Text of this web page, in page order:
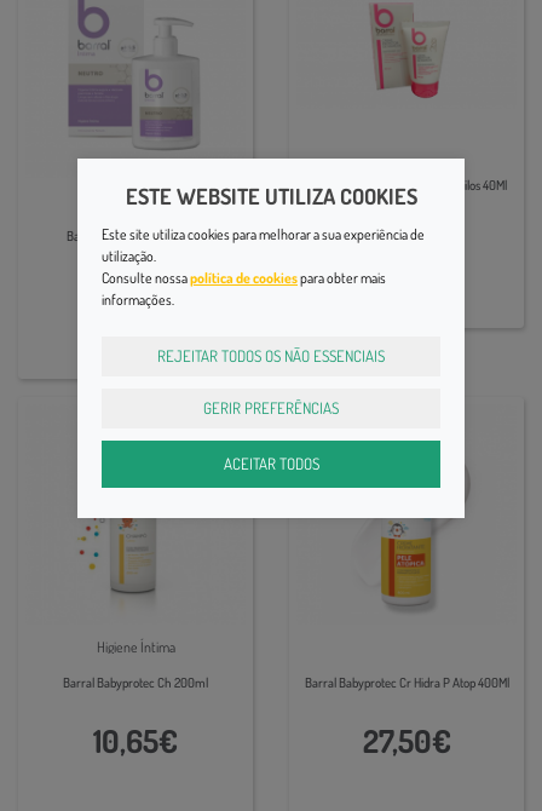
Barral Intima Neutro 200Ml
11,30€
Barral Motherprot Cr Prot Mamilos 40Ml
14,20€
Higiene Íntima
Barral Babyprotec Ch 200ml
10,65€
Barral Babyprotec Cr Hidra P Atop 400Ml
27,50€
ESTE WEBSITE UTILIZA COOKIES
Este site utiliza cookies para melhorar a sua experiência de
utilização.
Consulte nossapolítica de cookiespara obter mais
informações.
REJEITAR TODOS OS NÃO ESSENCIAIS
GERIR PREFERÊNCIAS
ACEITAR TODOS